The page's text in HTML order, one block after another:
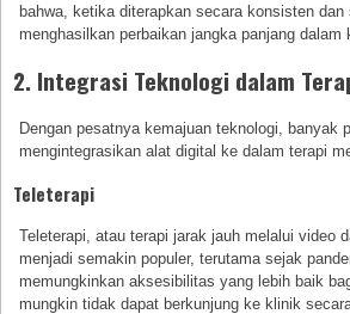
bahwa, ketika diterapkan secara konsisten
menghasilkan perbaikan jangka panjang dalam
2. Integrasi Teknologi dalam
Dengan pesatnya kemajuan teknologi, banyak
mengintegrasikan alat digital ke dalam terapi
Teleterapi
Teleterapi, atau terapi jarak jauh melalui video
menjadi semakin populer, terutama sejak
memungkinkan aksesibilitas yang lebih baik
mungkin tidak dapat berkunjung ke klinik